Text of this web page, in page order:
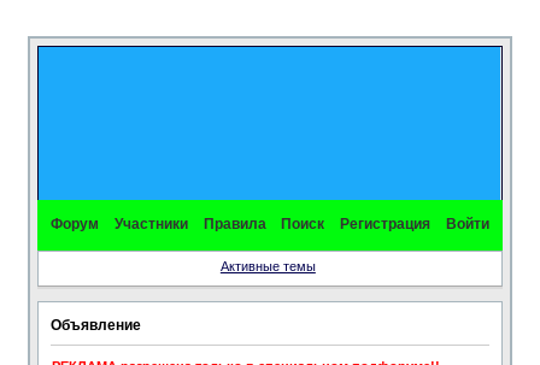
Форум Участники Правила Поиск Регистрация Войти
Активные темы
Объявление